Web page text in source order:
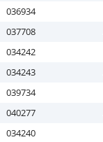
036934
037708
034242
034243
039734
040277
034240